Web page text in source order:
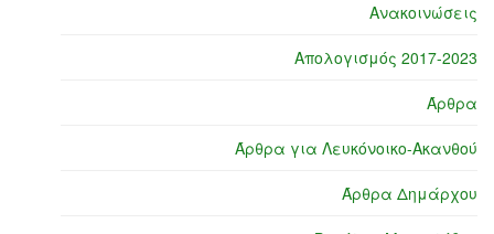
Ανακοινώσεις
Απολογισμός 2017-2023
Άρθρα
Άρθρα για Λευκόνοικο-Ακανθού
Άρθρα Δημάρχου